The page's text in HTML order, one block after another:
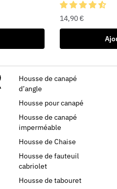
14,90€
Housse de canapé
d’angle
Housse pour canapé
Housse de canapé
imperméable
Housse de Chaise
Housse de fauteuil
cabriolet
Housse de tabouret